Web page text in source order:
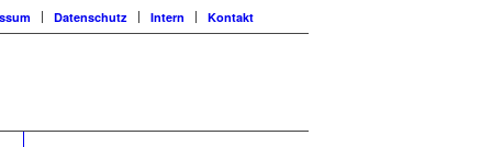
Datenschutz Intern Kontakt